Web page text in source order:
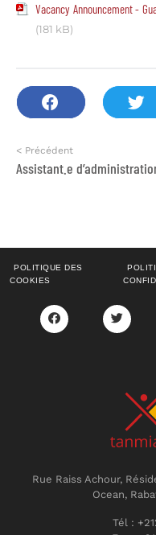
Vacancy Announcement -
(181 kB)
< Précédent
POLITIQUE DES
COOKIES
Rue Raiss Achour,
Ocean,
Tél :